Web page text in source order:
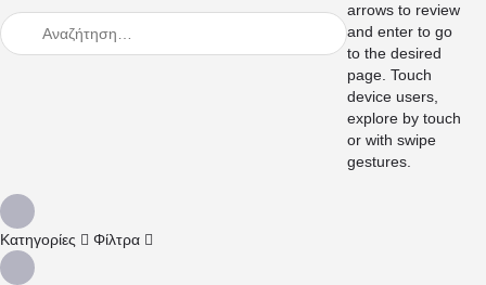
arrows to review
and enter to go
to the desired
page. Touch
device users,
explore by touch
or with swipe
gestures.
Κατηγορίες Φίλτρα